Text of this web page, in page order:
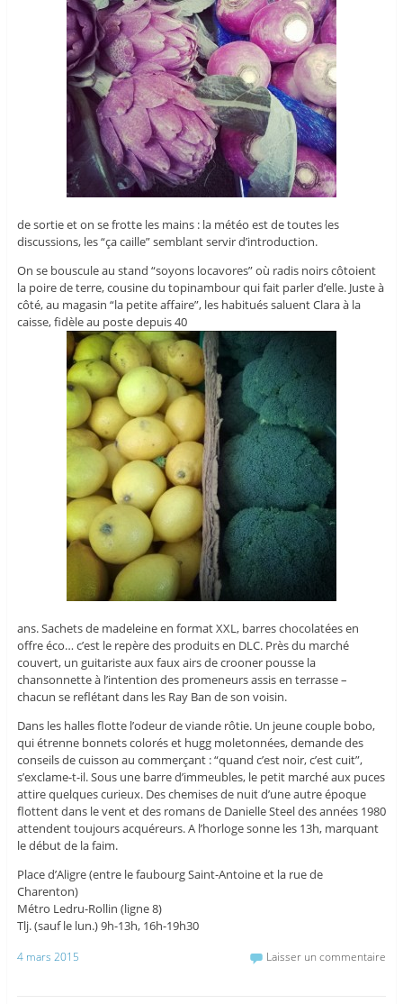
de sortie et on se frotte les mains : la météo est de toutes les
discussions, les “ça caille” semblant servir d’introduction.
On se bouscule au stand “soyons locavores” où radis noirs côtoient
la poire de terre, cousine du topinambour qui fait parler d’elle. Juste à
côté, au magasin “la petite affaire”, les habitués saluent Clara à la
caisse, fidèle au poste depuis 40
ans. Sachets de madeleine en format XXL, barres chocolatées en
offre éco… c’est le repère des produits en DLC. Près du marché
couvert, un guitariste aux faux airs de crooner pousse la
chansonnette à l’intention des promeneurs assis en terrasse –
chacun se reflétant dans les Ray Ban de son voisin.
Dans les halles flotte l’odeur de viande rôtie. Un jeune couple bobo,
qui étrenne bonnets colorés et hugg moletonnées, demande des
conseils de cuisson au commerçant : “quand c’est noir, c’est cuit”,
s’exclame-t-il. Sous une barre d’immeubles, le petit marché aux puces
attire quelques curieux. Des chemises de nuit d’une autre époque
flottent dans le vent et des romans de Danielle Steel des années 1980
attendent toujours acquéreurs. A l’horloge sonne les 13h, marquant
le début de la faim.
Place d’Aligre (entre le faubourg Saint-Antoine et la rue de
Charenton)
Métro Ledru-Rollin (ligne 8)
Tlj. (sauf le lun.) 9h-13h, 16h-19h30
4 mars 2015 Laisser un commentaire